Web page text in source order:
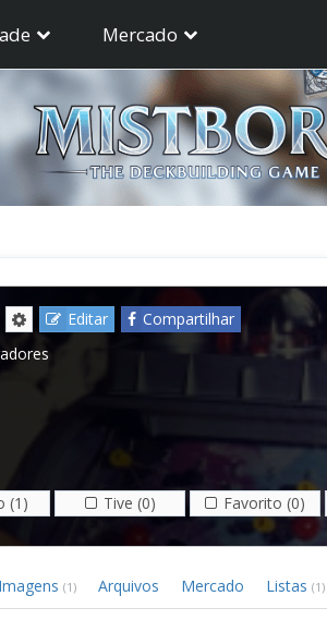
Mercado
Editar
Compartilhar
(1) Tive (0) Favorito (0)
Imagens (1) Arquivos Mercado Listas (1)